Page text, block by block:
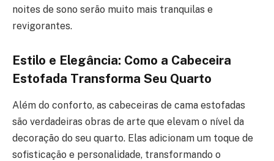
noites de sono serão muito mais tranquilas e
revigorantes.
Estilo e Elegância: Como a Cabeceira
Estofada Transforma Seu Quarto
Além do conforto, as cabeceiras de cama estofadas
são verdadeiras obras de arte que elevam o nível da
decoração do seu quarto. Elas adicionam um toque de
sofisticação e personalidade, transformando o